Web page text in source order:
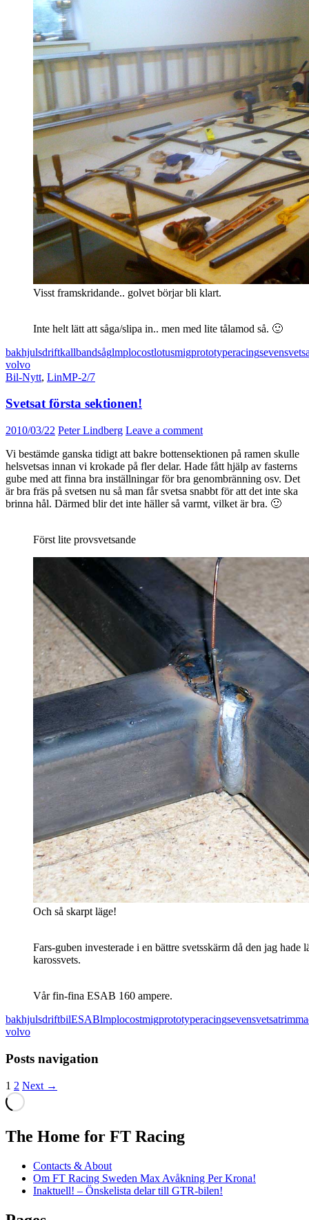
Visst framskridande.. golvet börjar bli klart.
Inte helt lätt att såga/slipa in.. men med lite tålamod så. 🙂
bakhjulsdriftkallbandsåglmplocostlotusmigprototyperacingseven
volvo
Bil-Nytt, LinMP-2/7
Svetsat första sektionen!
2010/03/22 Peter Lindberg Leave a comment
Vi bestämde ganska tidigt att bakre bottensektionen på ramen skulle
helsvetsas innan vi krokade på fler delar. Hade fått hjälp av fasterns
gube med att finna bra inställningar för bra genombränning osv. Det
är bra fräs på svetsen nu så man får svetsa snabbt för att det inte ska
brinna hål. Därmed blir det inte häller så varmt, vilket är bra. 🙂
Först lite provsvetsande
Och så skarpt läge!
Fars-guben investerade i en bättre svetsskärm då den jag hade
karossvets.
Vår fin-fina ESAB 160 ampere.
bakhjulsdriftbilESABlmplocostmigprototyperacingsevensvetsa
volvo
Posts navigation
1 2 Next →
The Home for FT Racing
Contacts & About
Om FT Racing Sweden Max Avåkning Per Krona!
Inaktuell! – Önskelista delar till GTR-bilen!